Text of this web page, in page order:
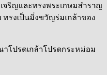
จริญและทรงพระเกษมสำราญ
รงเป็นมิ่งขวัญร่มเกล้าของ
โปรดเกล้าโปรดกระหม่อม